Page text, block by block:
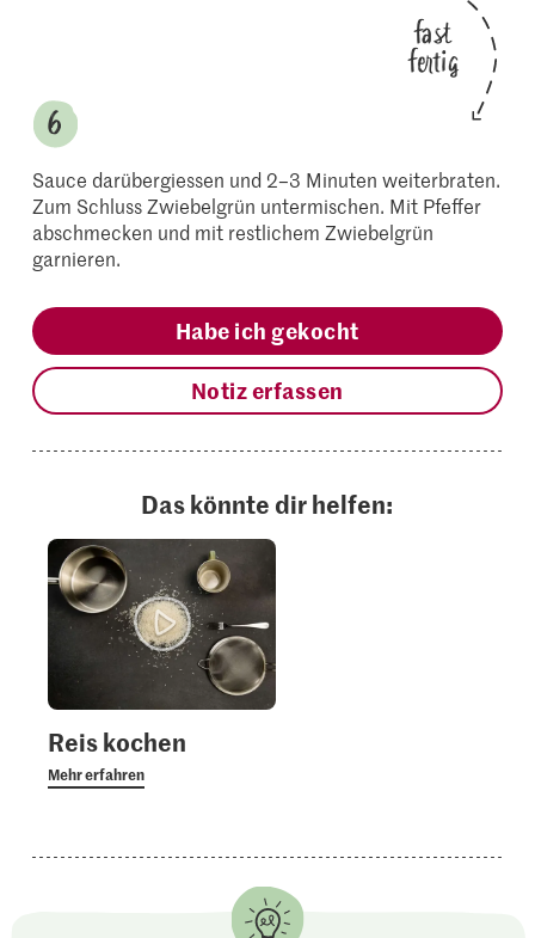
fast
fertig
Sauce darübergiessen und 2–3 Minuten weiterbraten.
Zum Schluss Zwiebelgrün untermischen. Mit Pfeffer
abschmecken und mit restlichem Zwiebelgrün
garnieren.
Habe ich gekocht
Notiz erfassen
Das könnte dir helfen:
Reis kochen
Mehr erfahren